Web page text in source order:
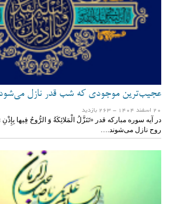
عجیب‌ترین موجودی که شب قدر نازل
20 اسفند 1404 - 263 بازدید
در آیه سوره مبارکه قدر «تَنَزَّلُ‌ الْمَلائِکَةُ وَ الرُّوحُ‌ فِیها
روح نازل می‌شوند.…